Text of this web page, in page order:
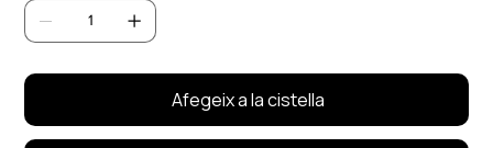
Afegeix a la cistella